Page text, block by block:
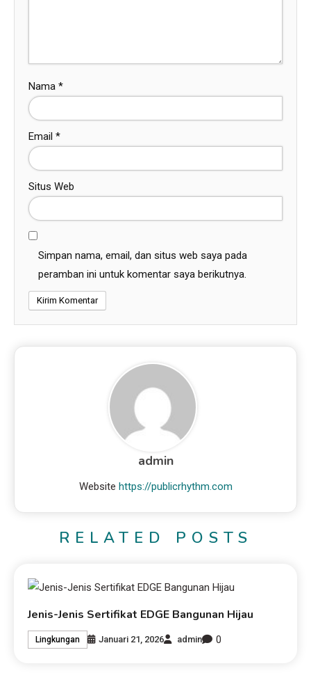
Nama *
Email *
Situs Web
Simpan nama, email, dan situs web saya pada
peramban ini untuk komentar saya berikutnya.
admin
Website https://publicrhythm.com
RELATED POSTS
Jenis-Jenis Sertifikat EDGE Bangunan Hijau
Lingkungan Januari 21, 2026 admin 0